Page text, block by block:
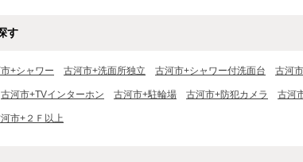
す
+シャワー 古河市+洗面所独立 古河市+シャワー付洗面台 古河
古河市+TVインターホン 古河市+駐輪場 古河市+防犯カメラ 古河
市+２Ｆ以上